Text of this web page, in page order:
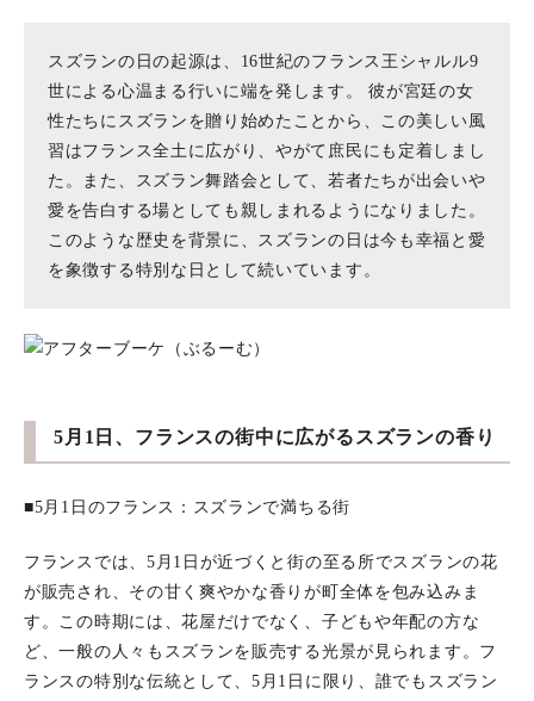
スズランの日の起源は、16世紀のフランス王シャルル9
世による心温まる行いに端を発します。 彼が宮廷の女
性たちにスズランを贈り始めたことから、この美しい風
習はフランス全土に広がり、やがて庶民にも定着しまし
た。また、スズラン舞踏会として、若者たちが出会いや
愛を告白する場としても親しまれるようになりました。
このような歴史を背景に、スズランの日は今も幸福と愛
を象徴する特別な日として続いています。
5月1日、フランスの街中に広がるスズランの香り
■5月1日のフランス：スズランで満ちる街
フランスでは、5月1日が近づくと街の至る所でスズランの花
が販売され、その甘く爽やかな香りが町全体を包み込みま
す。この時期には、花屋だけでなく、子どもや年配の方な
ど、一般の人々もスズランを販売する光景が見られます。フ
ランスの特別な伝統として、5月1日に限り、誰でもスズラン